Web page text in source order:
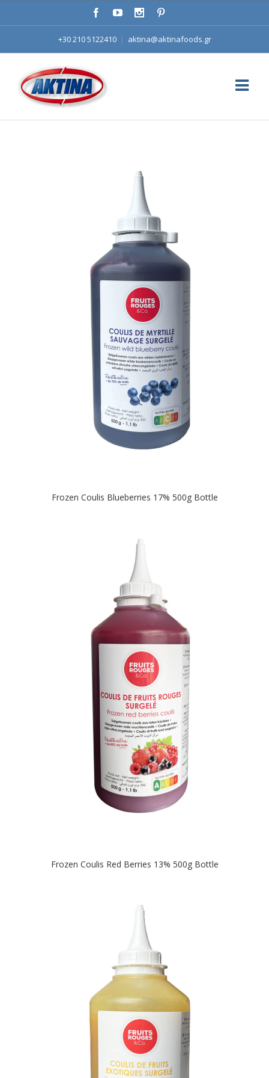
+30 210 5122410 | aktina@aktinafoods.gr
Frozen Coulis Blueberries 17% 500g Bottle
Frozen Coulis Red Berries 13% 500g Bottle